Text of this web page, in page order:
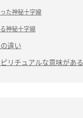
た神秘十字線
神秘十字線
違い
リチュアルな意味がある